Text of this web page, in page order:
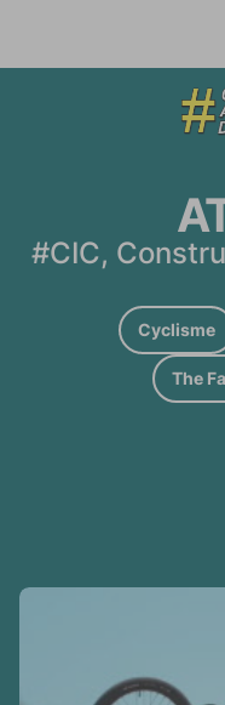
#CIC,
Cyclisme
The